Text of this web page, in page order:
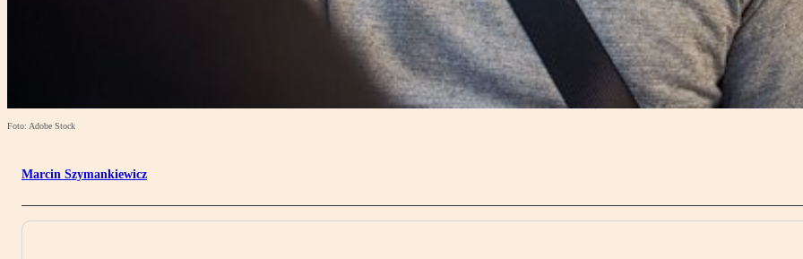
Foto: Adobe Stock
Marcin Szymankiewicz